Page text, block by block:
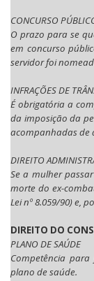
CONCURSO
O prazo para se
em concurso
servidor foi
INFRAÇÕES DE
É obrigatória a
da imposição da
acompanhadas de
DIREITO
Se a mulher
morte do ex-
Lei nº 8.059/90) e,
DIREITO DO
PLANO DE SAÚDE
Competência
plano de saúde.